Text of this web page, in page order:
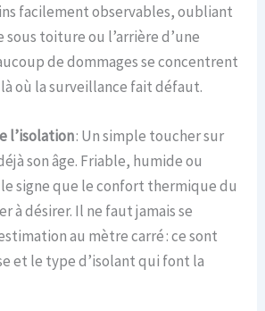
facilement observables, oubliant
sous toiture ou l’arrière d’une
de dommages se concentrent
où la surveillance fait défaut.
l’isolation: Un simple toucher sur
son âge. Friable, humide ou
le signe que le confort thermique du
à désirer. Il ne faut jamais se
au mètre carré : ce sont
et le type d’isolant qui font la